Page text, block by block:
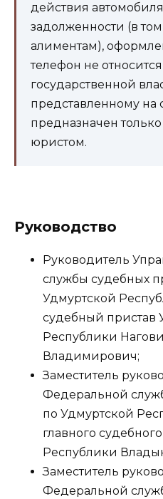
действия
задолженности (в
алиментам),
телефон не
государственной
представленному на
предназначен
юристом.
Руководство
Руководитель
службы судебных
Удмуртской
судебный пристав
Республики
Владимирович;
Заместитель
Федеральной
по Удмуртской
главного
Республики
Заместитель
Федеральной